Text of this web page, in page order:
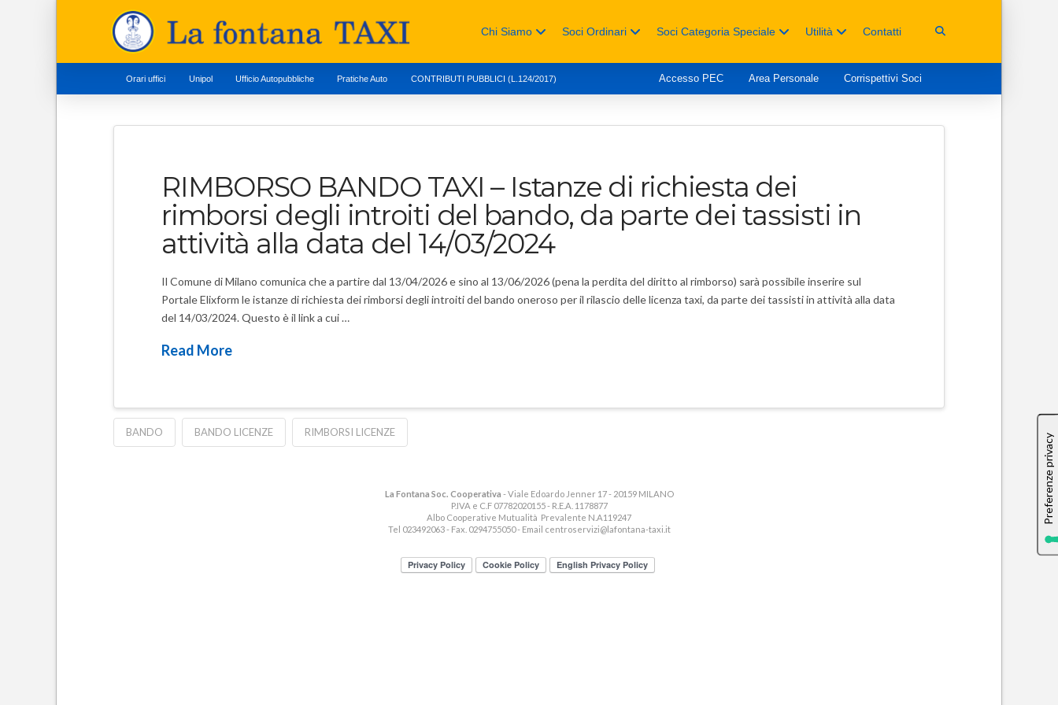
Chi Siamo Soci Ordinari Soci Categoria Speciale Utilità Contatti
Orari uffici Unipol Ufficio Autopubbliche Pratiche Auto CONTRIBUTI PUBBLICI (L.124/2017) Accesso PEC Area Personale Corrispettivi Soci
RIMBORSO BANDO TAXI – Istanze di richiesta dei
rimborsi degli introiti del bando, da parte dei tassisti in
attività alla data del 14/03/2024
Il Comune di Milano comunica che a partire dal 13/04/2026 e sino al 13/06/2026 (pena la perdita del diritto al rimborso) sarà possibile inserire sul
Portale Elixform le istanze di richiesta dei rimborsi degli introiti del bando oneroso per il rilascio delle licenza taxi, da parte dei tassisti in attività alla data
del 14/03/2024. Questo è il link a cui …
Read More
BANDO BANDO LICENZE RIMBORSI LICENZE
La Fontana Soc. Cooperativa - Viale Edoardo Jenner 17 - 20159 MILANO
P.IVA e C.F 07782020155 - R.E.A. 1178877
Albo Cooperative Mutualità Prevalente N.A119247
Tel 023492063 - Fax. 0294755050 - Email centroservizi@lafontana-taxi.it